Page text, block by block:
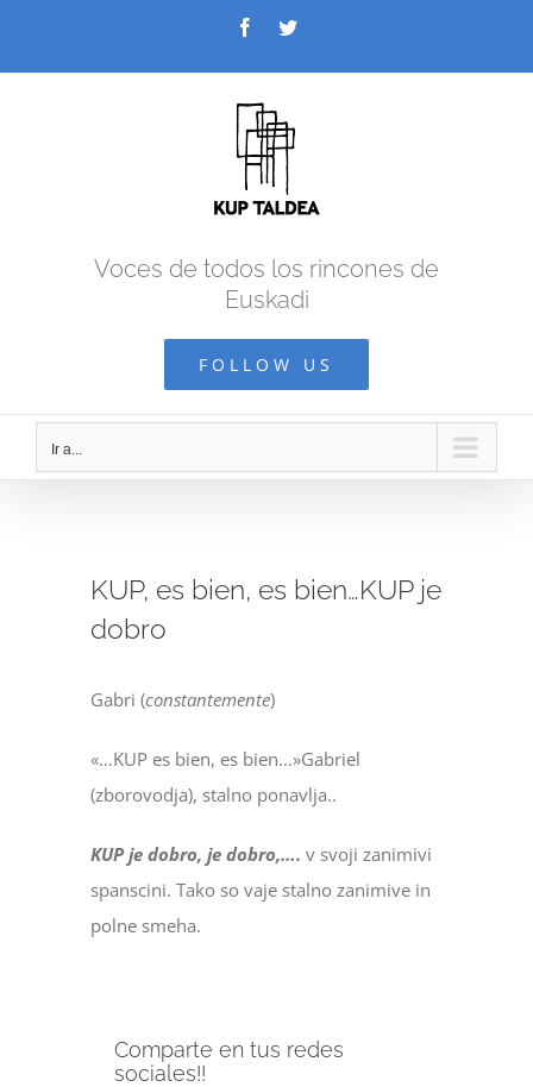
FacebookTwitter
Voces de todos los rincones de
Euskadi
FOLLOW US
Ir a...
KUP, es bien, es bien…KUP je
dobro
Gabri (constantemente)
«…KUP es bien, es bien…»Gabriel
(zborovodja), stalno ponavlja..
KUP je dobro, je dobro,…. v svoji zanimivi
spanscini. Tako so vaje stalno zanimive in
polne smeha.
Comparte en tus redes
sociales!!